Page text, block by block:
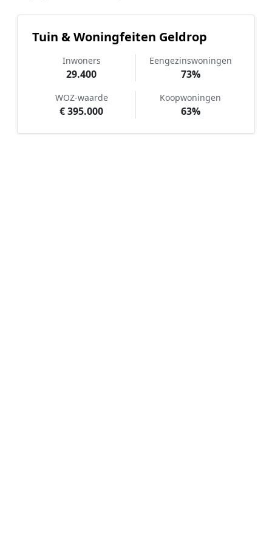
Tuin & Woningfeiten Geldrop
Inwoners
29.400
Eengezinswoningen
73%
WOZ-waarde
€ 395.000
Koopwoningen
63%